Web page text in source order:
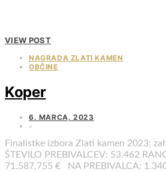
VIEW POST
NAGRADA ZLATI KAMEN
OBČINE
Koper
6. MARCA, 2023
Finalistke izbora Zlati kamen 2023:
ŠTEVILO PREBIVALCEV: 53.462
71.587.755 € NA PREBIVALCA: